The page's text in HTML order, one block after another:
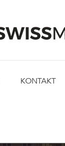
KONTAKT